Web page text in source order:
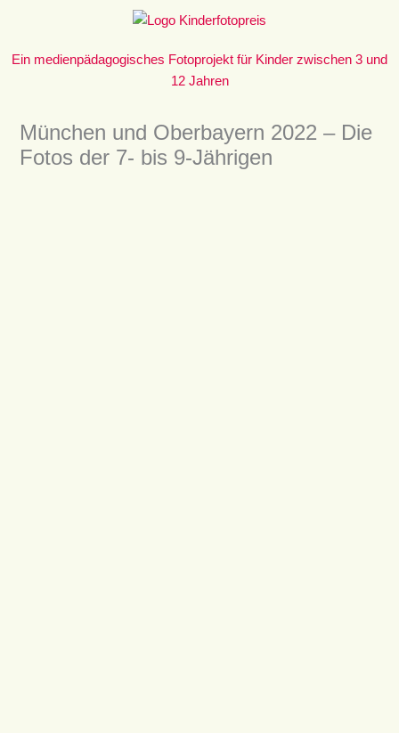
springen
Ein medienpädagogisches Fotoprojekt für Kinder zwischen 3 und
12 Jahren
München und Oberbayern 2022 – Die
Fotos der 7- bis 9-Jährigen